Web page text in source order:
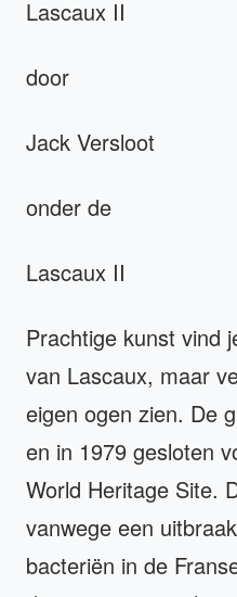
Lascaux II
door
Jack Versloot
onder de
Lascaux II
Prachtige kunst vind
van Lascaux, maar
eigen ogen zien. De
en in 1979 gesloten
World Heritage Site.
vanwege een
bacteriën in de